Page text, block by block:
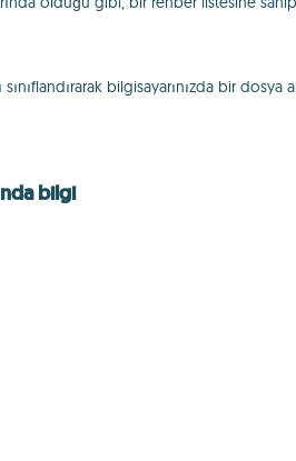
sınıflandırarak bilgisayarınızda bir dosya
bilgi